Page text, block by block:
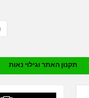
תקנון האתר וגילוי נאות